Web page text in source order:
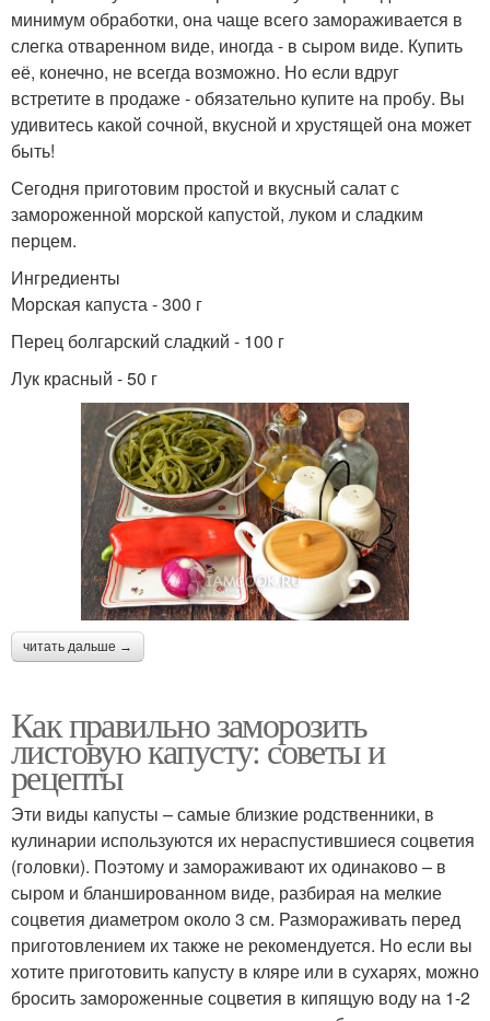
минимум обработки, она чаще всего замораживается в
слегка отваренном виде, иногда - в сыром виде. Купить
её, конечно, не всегда возможно. Но если вдруг
встретите в продаже - обязательно купите на пробу. Вы
удивитесь какой сочной, вкусной и хрустящей она может
быть!
Сегодня приготовим простой и вкусный салат с
замороженной морской капустой, луком и сладким
перцем.
Ингредиенты
Морская капуста - 300 г
Перец болгарский сладкий - 100 г
Лук красный - 50 г
читать дальше →
Как правильно заморозить
листовую капусту: советы и
рецепты
Эти виды капусты – самые близкие родственники, в
кулинарии используются их нераспустившиеся соцветия
(головки). Поэтому и замораживают их одинаково – в
сыром и бланшированном виде, разбирая на мелкие
соцветия диаметром около 3 см. Размораживать перед
приготовлением их также не рекомендуется. Но если вы
хотите приготовить капусту в кляре или в сухарях, можно
бросить замороженные соцветия в кипящую воду на 1-2